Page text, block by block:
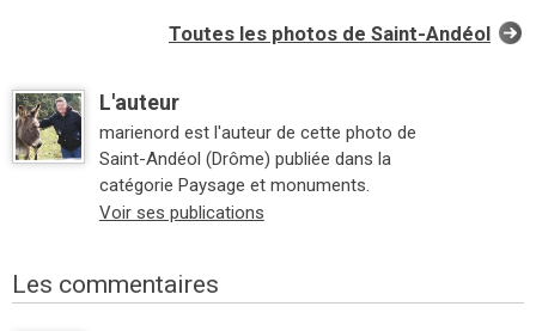
Toutes les photos de Saint-Andéol
L'auteur
marienord est l'auteur de cette photo de
Saint-Andéol (Drôme) publiée dans la
catégorie Paysage et monuments.
Voir ses publications
Les commentaires